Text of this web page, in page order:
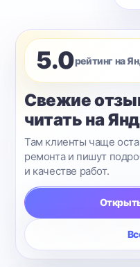
5.0рейтинг на
Свежие
читать на
Там клиенты чаще
ремонта и пишут
и качестве работ.